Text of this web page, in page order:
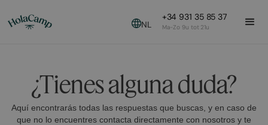
NL
+34 931 35 85 37
Ma-Zo 9u tot 21u
¿Tienes alguna duda?
Aquí encontrarás todas las respuestas que buscas, y en caso de
que no lo encuentres contacta directamente con nosotros y te